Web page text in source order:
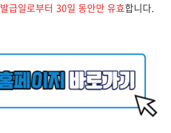
발급일로부터 30일 동안만 유효합니다.